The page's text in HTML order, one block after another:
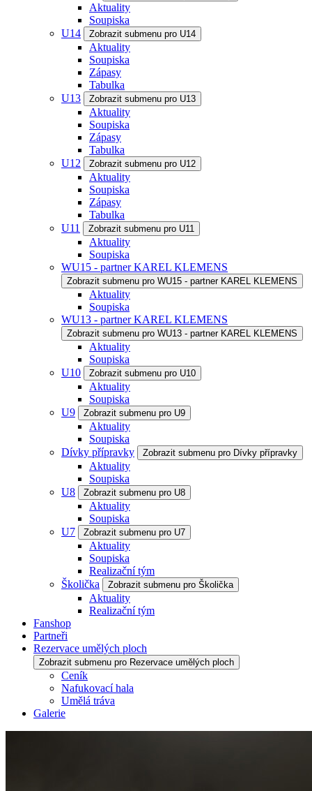
Aktuality
Soupiska
U14
Zobrazit submenu pro U14
Aktuality
Soupiska
Zápasy
Tabulka
U13
Zobrazit submenu pro U13
Aktuality
Soupiska
Zápasy
Tabulka
U12
Zobrazit submenu pro U12
Aktuality
Soupiska
Zápasy
Tabulka
U11
Zobrazit submenu pro U11
Aktuality
Soupiska
WU15 - partner KAREL KLEMENS
Zobrazit submenu pro WU15 - partner KAREL KLEMENS
Aktuality
Soupiska
WU13 - partner KAREL KLEMENS
Zobrazit submenu pro WU13 - partner KAREL KLEMENS
Aktuality
Soupiska
U10
Zobrazit submenu pro U10
Aktuality
Soupiska
U9
Zobrazit submenu pro U9
Aktuality
Soupiska
Dívky přípravky
Zobrazit submenu pro Dívky přípravky
Aktuality
Soupiska
U8
Zobrazit submenu pro U8
Aktuality
Soupiska
U7
Zobrazit submenu pro U7
Aktuality
Soupiska
Realizační tým
Školička
Zobrazit submenu pro Školička
Aktuality
Realizační tým
Fanshop
Partneři
Rezervace umělých ploch
Zobrazit submenu pro Rezervace umělých ploch
Ceník
Nafukovací hala
Umělá tráva
Galerie